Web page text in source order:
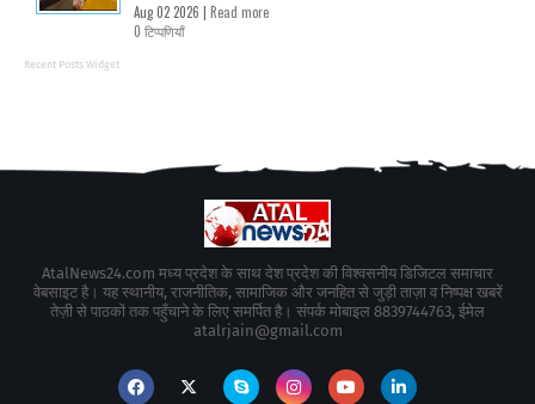
Aug 02 2026 | Read more
0 टिप्पणियाँ
Recent Posts Widget
AtalNews24.com मध्य प्रदेश के साथ देश प्रदेश की विश्वसनीय डिजिटल समाचार
वेबसाइट है। यह स्थानीय, राजनीतिक, सामाजिक और जनहित से जुड़ी ताज़ा व निष्पक्ष खबरें
तेज़ी से पाठकों तक पहुँचाने के लिए समर्पित है। संपर्क मोबाइल 8839744763, ईमेल
atalrjain@gmail.com